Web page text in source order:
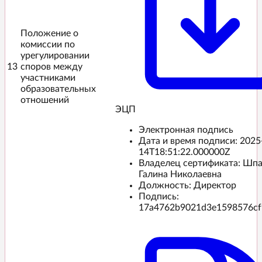
13
Положение о
комиссии по
урегулировании
споров между
участниками
образовательных
отношений
ЭЦП️
Электронная подпись
Дата и время подписи:
14T18:51:22.000000Z
Владелец сертификата:
Галина Николаевна
Должность: Директор
Подпись: